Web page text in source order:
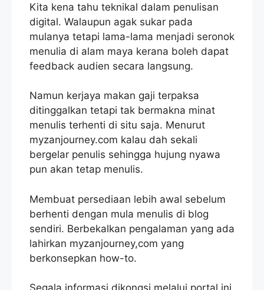
Kita kena tahu teknikal dalam penulisan
digital. Walaupun agak sukar pada
mulanya tetapi lama-lama menjadi seronok
menulia di alam maya kerana boleh dapat
feedback audien secara langsung.
Namun kerjaya makan gaji terpaksa
ditinggalkan tetapi tak bermakna minat
menulis terhenti di situ saja. Menurut
myzanjourney.com kalau dah sekali
bergelar penulis sehingga hujung nyawa
pun akan tetap menulis.
Membuat persediaan lebih awal sebelum
berhenti dengan mula menulis di blog
sendiri. Berbekalkan pengalaman yang ada
lahirkan myzanjourney,com yang
berkonsepkan how-to.